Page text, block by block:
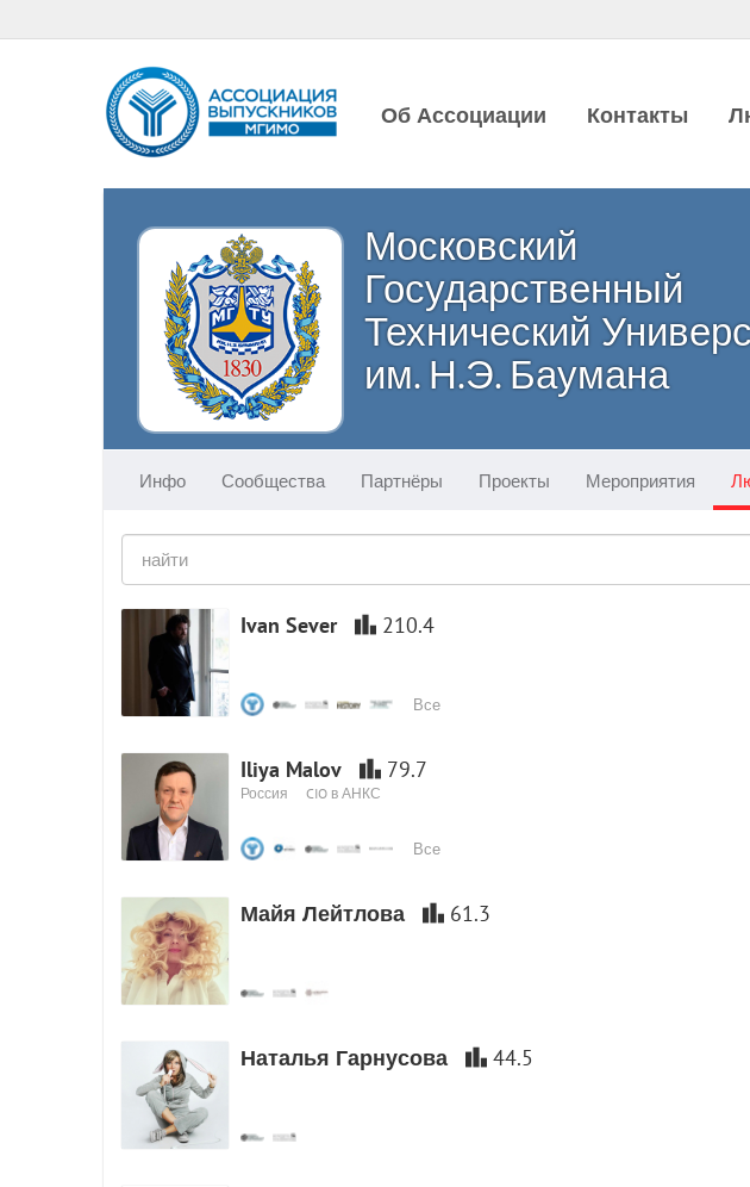
Об Ассоциации Контакты
Московский
Государственный
Технический
им. Н.Э. Баумана
Инфо Сообщества Партнёры Проекты Мероприятия
Ivan Sever 210.4
Все
Iliya Malov 79.7
Россия CIO в АНКС
Все
Майя Лейтлова 61.3
Наталья Гарнусова 44.5